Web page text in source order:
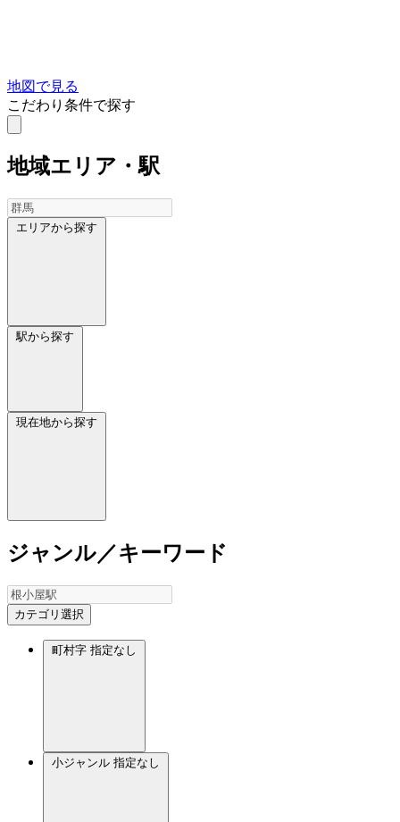
地図で見る
こだわり条件で探す
地域エリア・駅
エリアから探す
駅から探す
現在地から探す
ジャンル／キーワード
カテゴリ選択
町村字 指定なし
小ジャンル 指定なし